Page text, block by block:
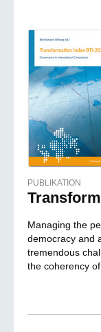
PUBLIKATION
Managing the
democracy and
tremendous
the coherency